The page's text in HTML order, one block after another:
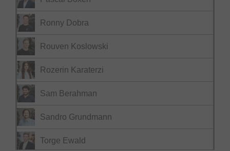
Ronny Dobra
Rouven Koslowski
Rozerin Karaterzi
Sam Berahman
Sandro Grundmann
Torge Ewald